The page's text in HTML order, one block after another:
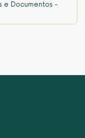
e Documentos -